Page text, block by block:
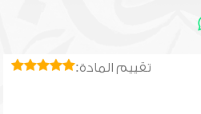
تقييم المادة: